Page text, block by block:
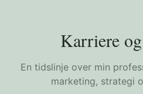
Karriere
En tidslinje over min
marketing, strategi